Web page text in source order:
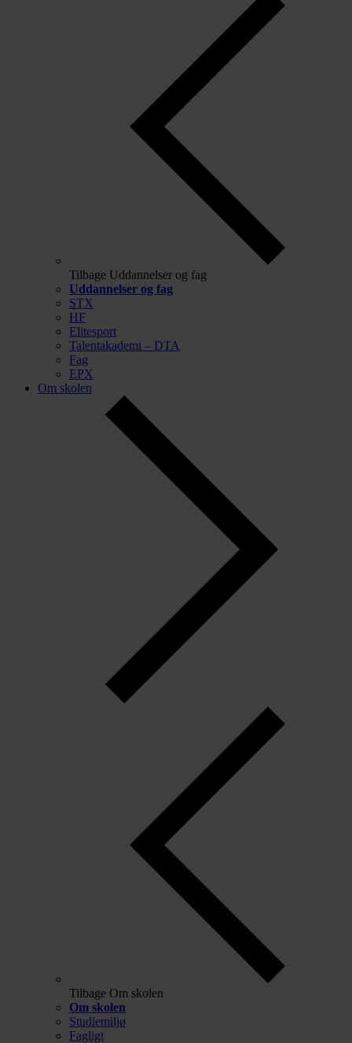
Tilbage Uddannelser og fag
Uddannelser og fag
STX
HF
Elitesport
Talentakademi – DTA
Fag
EPX
Om skolen
Tilbage Om skolen
Om skolen
Studiemiljø
Fagligt